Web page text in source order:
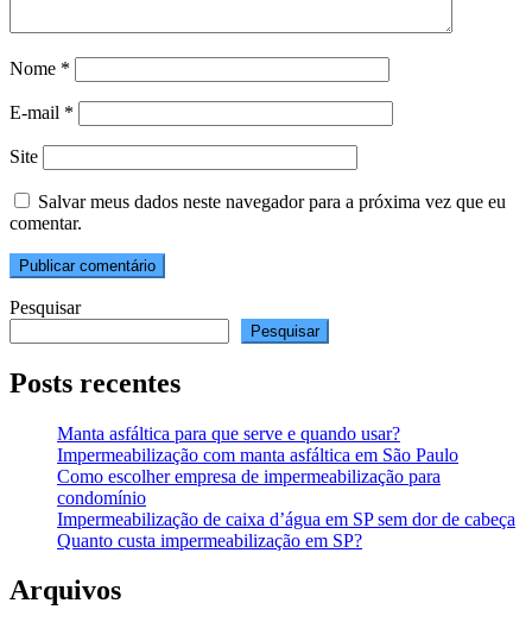
Nome *
E-mail *
Site
Salvar meus dados neste navegador para a próxima vez que eu
comentar.
Pesquisar
Pesquisar
Posts recentes
Manta asfáltica para que serve e quando usar?
Impermeabilização com manta asfáltica em São Paulo
Como escolher empresa de impermeabilização para
condomínio
Impermeabilização de caixa d’água em SP sem dor de cabeça
Quanto custa impermeabilização em SP?
Arquivos